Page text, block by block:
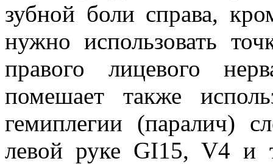
зубной боли справа,
нужно использовать
правого лицевого
помешает также
гемиплегии (паралич)
левой руке GI15, V4 и